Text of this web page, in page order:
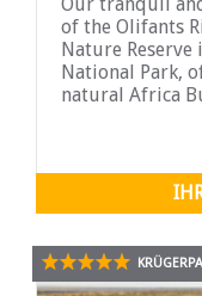
of the Olifants
Nature
National Park,
natural Africa
wildlife which